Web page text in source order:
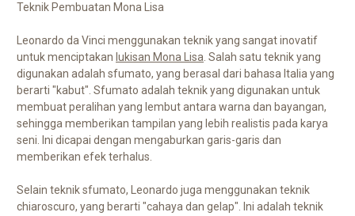
Teknik Pembuatan Mona Lisa
Leonardo da Vinci menggunakan teknik yang sangat inovatif
untuk menciptakan lukisan Mona Lisa . Salah satu teknik yang
digunakan adalah sfumato, yang berasal dari bahasa Italia yang
berarti "kabut". Sfumato adalah teknik yang digunakan untuk
membuat peralihan yang lembut antara warna dan bayangan,
sehingga memberikan tampilan yang lebih realistis pada karya
seni. Ini dicapai dengan mengaburkan garis-garis dan
memberikan efek terhalus.
Selain teknik sfumato, Leonardo juga menggunakan teknik
chiaroscuro, yang berarti "cahaya dan gelap". Ini adalah teknik